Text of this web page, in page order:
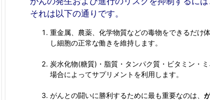
それは以下の通りです。
重金属、農薬、化学物質などの毒物をできるだけ
し細胞の正常な働きを維持します。
炭水化物(糖質)・脂質・タンパク質・ビタミン・
場合によってサプリメントを利用します。
がんとの闘いに勝利するために最も重要なのは、